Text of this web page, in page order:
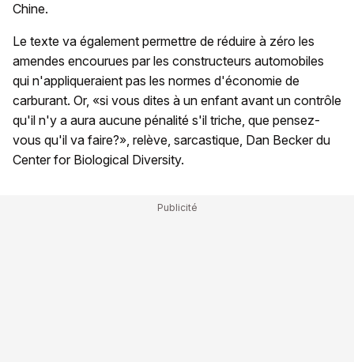
Chine.
Le texte va également permettre de réduire à zéro les
amendes encourues par les constructeurs automobiles
qui n'appliqueraient pas les normes d'économie de
carburant. Or, «si vous dites à un enfant avant un contrôle
qu'il n'y a aura aucune pénalité s'il triche, que pensez-
vous qu'il va faire?», relève, sarcastique, Dan Becker du
Center for Biological Diversity.